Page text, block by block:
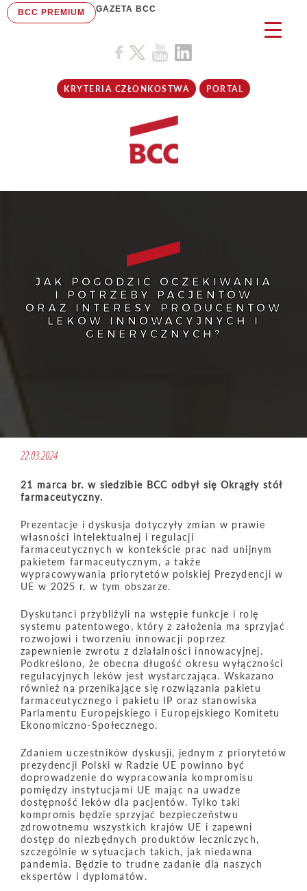
BCC PREMIUM GAZETA BCC
KRYTERIA CZŁONKOSTWA PORTAL
JAK POGODZIĆ OCZEKIWANIA
I POTRZEBY PACJENTÓW
ORAZ INTERESY PRODUCENTÓW
LEKÓW INNOWACYJNYCH I
GENERYCZNYCH?
22.03.2024
21 marca br. w siedzibie BCC odbył się Okrągły stół
farmaceutyczny.
Prezentacje i dyskusja dotyczyły zmian w prawie
własności intelektualnej i regulacji
farmaceutycznych w kontekście prac nad unijnym
pakietem farmaceutycznym, a także
wypracowywania priorytetów polskiej Prezydencji w
UE w 2025 r. w tym obszarze.
Dyskutanci przybliżyli na wstępie funkcje i rolę
systemu patentowego, który z założenia ma sprzyjać
rozwojowi i tworzeniu innowacji poprzez
zapewnienie zwrotu z działalności innowacyjnej.
Podkreślono, że obecna długość okresu wyłączności
regulacyjnych leków jest wystarczająca. Wskazano
również na przenikające się rozwiązania pakietu
farmaceutycznego i pakietu IP oraz stanowiska
Parlamentu Europejskiego i Europejskiego Komitetu
Ekonomiczno-Społecznego.
Zdaniem uczestników dyskusji, jednym z priorytetów
prezydencji Polski w Radzie UE powinno być
doprowadzenie do wypracowania kompromisu
pomiędzy instytucjami UE mając na uwadze
dostępność leków dla pacjentów. Tylko taki
kompromis będzie sprzyjać bezpieczeństwu
zdrowotnemu wszystkich krajów UE i zapewni
dostęp do niezbędnych produktów leczniczych,
szczególnie w sytuacjach takich, jak niedawna
pandemia. Będzie to trudne zadanie dla naszych
ekspertów i dyplomatów.